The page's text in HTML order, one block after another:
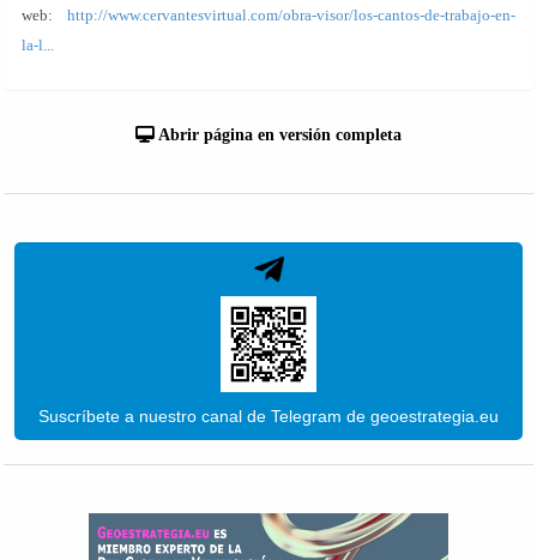
web: http://www.cervantesvirtual.com/obra-visor/los-cantos-de-trabajo-en-
la-l...
Abrir página en versión completa
Suscríbete a nuestro canal de Telegram de geoestrategia.eu